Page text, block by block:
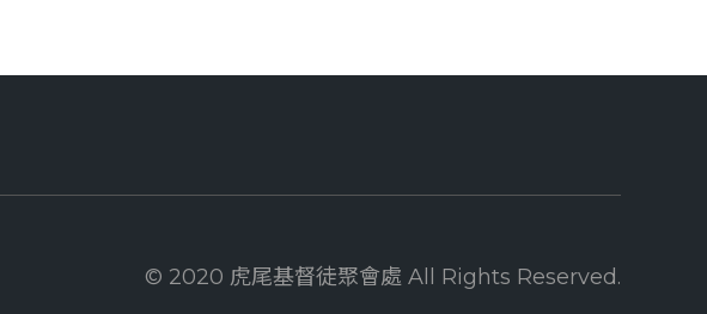
© 2020 虎尾基督徒聚會處 All Rights Reserved.